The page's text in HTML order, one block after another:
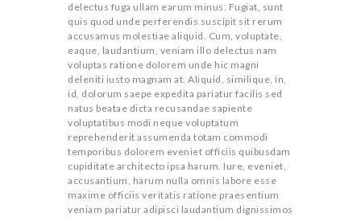
delectus fuga ullam earum minus. Fugiat, sunt
quis quod unde perferendis suscipit sit rerum
accusamus molestiae aliquid. Cum, voluptate,
eaque, laudantium, veniam illo delectus nam
voluptas ratione dolorem unde hic magni
deleniti iusto magnam at. Aliquid, similique, in,
id, dolorum saepe expedita pariatur facilis sed
natus beatae dicta recusandae sapiente
voluptatibus modi neque voluptatum
reprehenderit assumenda totam commodi
temporibus dolorem eveniet officiis quibusdam
cupiditate architecto ipsa harum. Iure, eveniet,
accusantium, harum nulla omnis labore esse
maxime officiis veritatis ratione praesentium
veniam pariatur adipisci laudantium dignissimos